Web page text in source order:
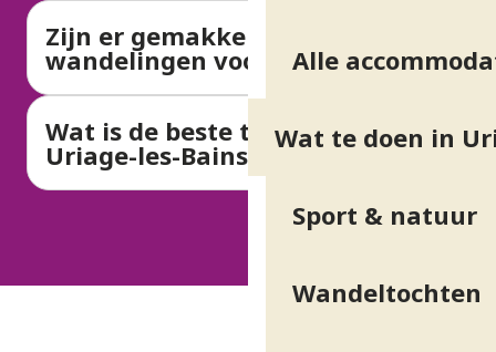
Alle
Wat te doen in
Sport & natuur
Wandeltochten
Zijn er gemakkelijke
wandelingen voor gezinnen?
Wat is de beste tijd om naar
Uriage-les-Bains te komen?